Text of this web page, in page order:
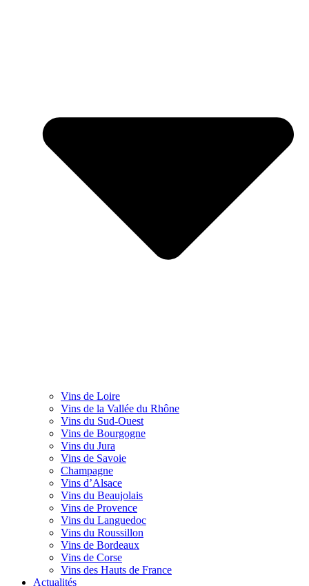
Vins de Loire
Vins de la Vallée du Rhône
Vins du Sud-Ouest
Vins de Bourgogne
Vins du Jura
Vins de Savoie
Champagne
Vins d’Alsace
Vins du Beaujolais
Vins de Provence
Vins du Languedoc
Vins du Roussillon
Vins de Bordeaux
Vins de Corse
Vins des Hauts de France
Actualités